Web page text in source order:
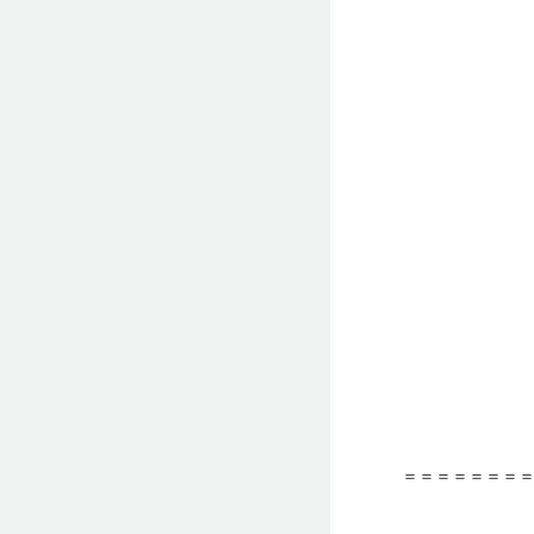
＝＝＝＝＝＝＝